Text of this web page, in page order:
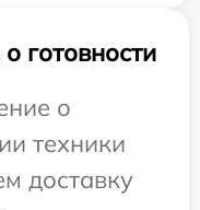
готовности
о
техники
доставку